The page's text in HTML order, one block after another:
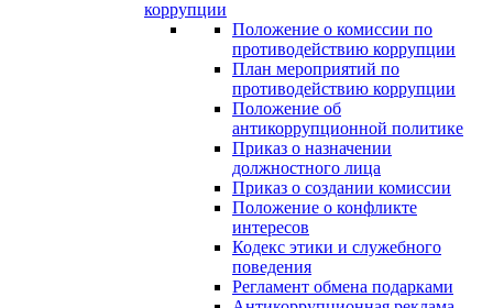
коррупции
Положение о комиссии по
противодействию коррупции
План мероприятий по
противодействию коррупции
Положение об
антикоррупционной политике
Приказ о назначении
должностного лица
Приказ о создании комиссии
Положение о конфликте
интересов
Кодекс этики и служебного
поведения
Регламент обмена подарками